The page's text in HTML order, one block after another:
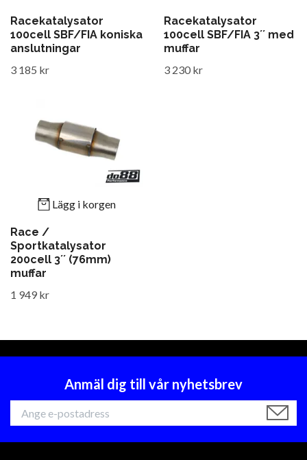
Racekatalysator
100cell SBF/FIA koniska
anslutningar
3 185 kr
Racekatalysator
100cell SBF/FIA 3´´ med
muffar
3 230 kr
Lägg i korgen
Race /
Sportkatalysator
200cell 3´´ (76mm)
muffar
1 949 kr
Anmäl dig till vår nyhetsbrev